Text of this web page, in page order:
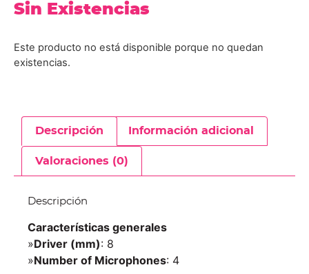
Sin Existencias
Este producto no está disponible porque no quedan
existencias.
Descripción Información adicional
Valoraciones (0)
Descripción
Características generales
»Driver (mm): 8
»Number of Microphones: 4